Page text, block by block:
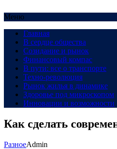
Меню
Главная
В сердце общества
Созидание и рынок
Финансовый компас
В пути: все о транспорте
Техно-революция
Рынок жилья в динамике
Здоровье под микроскопом
Инновации и возможности
Как сделать
РазноеAdmin